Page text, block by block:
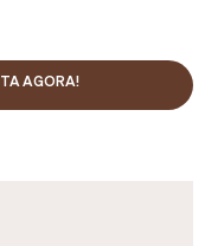
AGORA!